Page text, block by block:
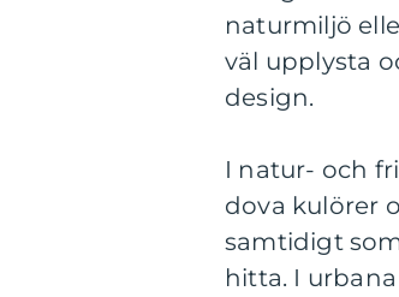
naturmiljö
väl upplysta
design.
I natur- och
dova kulörer
samtidigt
hitta. I